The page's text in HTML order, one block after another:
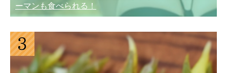
ーマンも食べられる！